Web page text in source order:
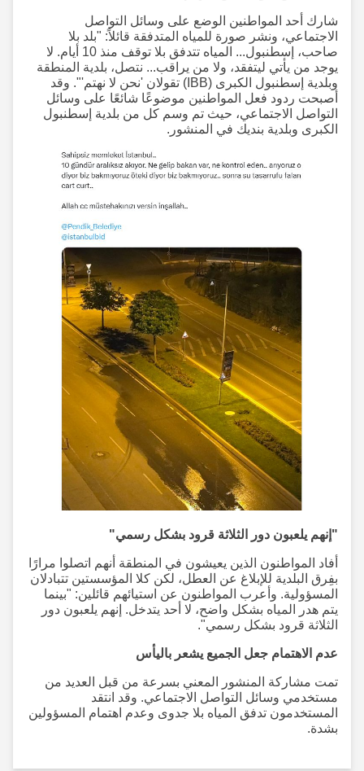
شارك أحد المواطنين الوضع على وسائل التواصل
الاجتماعي، ونشر صورة للمياه المتدفقة قائلاً: "بلد بلا
صاحب، إسطنبول... المياه تتدفق بلا توقف منذ 10 أيام. لا
يوجد من يأتي ليتفقد، ولا من يراقب... نتصل، بلدية المنطقة
وبلدية إسطنبول الكبرى (IBB) تقولان 'نحن لا نهتم'". وقد
أصبحت ردود فعل المواطنين موضوعًا شائعًا على وسائل
التواصل الاجتماعي، حيث تم وسم كل من بلدية إسطنبول
الكبرى وبلدية بنديك في المنشور.
"إنهم يلعبون دور الثلاثة قرود بشكل رسمي"
أفاد المواطنون الذين يعيشون في المنطقة أنهم اتصلوا مرارًا
بفِرق البلدية للإبلاغ عن العطل، لكن كلا المؤسستين تتبادلان
المسؤولية. وأعرب المواطنون عن استيائهم قائلين: "بينما
يتم هدر المياه بشكل واضح، لا أحد يتدخل. إنهم يلعبون دور
الثلاثة قرود بشكل رسمي".
عدم الاهتمام جعل الجميع يشعر باليأس
تمت مشاركة المنشور المعني بسرعة من قبل العديد من
مستخدمي وسائل التواصل الاجتماعي. وقد انتقد
المستخدمون تدفق المياه بلا جدوى وعدم اهتمام المسؤولين
بشدة.